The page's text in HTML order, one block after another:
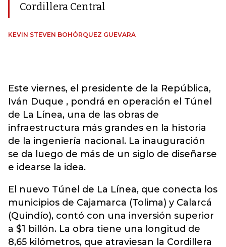
Cordillera Central
KEVIN STEVEN BOHÓRQUEZ GUEVARA
Este viernes, el presidente de la República,
Iván Duque , pondrá en operación el Túnel
de La Línea, una de las obras de
infraestructura más grandes en la historia
de la ingeniería nacional. La inauguración
se da luego de más de un siglo de diseñarse
e idearse la idea.
El nuevo Túnel de La Línea, que conecta los
municipios de Cajamarca (Tolima) y Calarcá
(Quindío), contó con una inversión superior
a $1 billón. La obra tiene una longitud de
8,65 kilómetros, que atraviesan la Cordillera